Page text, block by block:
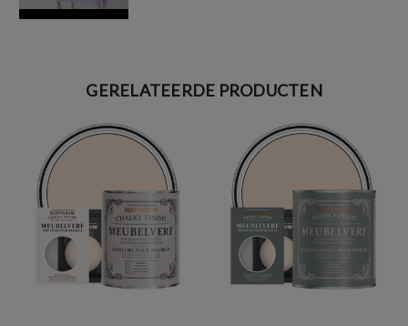
GERELATEERDE PRODUCTEN